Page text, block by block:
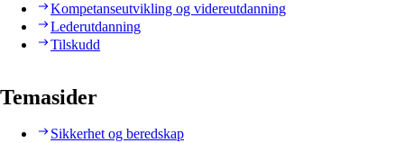
Kompetanseutvikling og videreutdanning
Lederutdanning
Tilskudd
Temasider
Sikkerhet og beredskap